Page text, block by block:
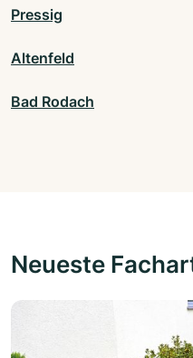
Pressig
Altenfeld
Bad Rodach
Neueste